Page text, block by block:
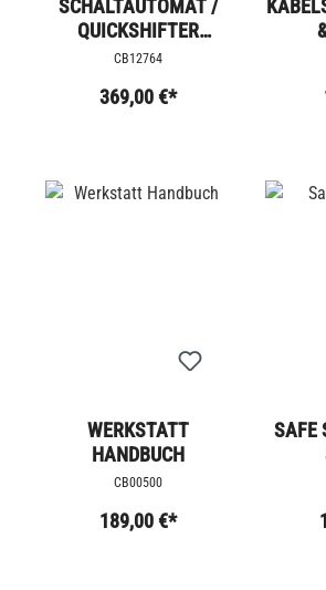
SCHALTAUTOMAT /
QUICKSHIFTER
TRIUMPH - AC
CB12764
369,00 €*
WERKSTATT
HANDBUCH
CB00500
189,00 €*
SAFE